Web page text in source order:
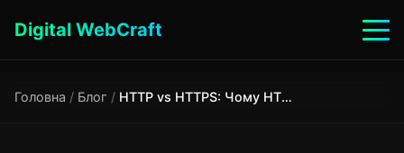
Digital WebCraft
Головна / Блог / HTTP vs HTTPS: Чому HTTPS — must-have для кожного сайту в 2025 році